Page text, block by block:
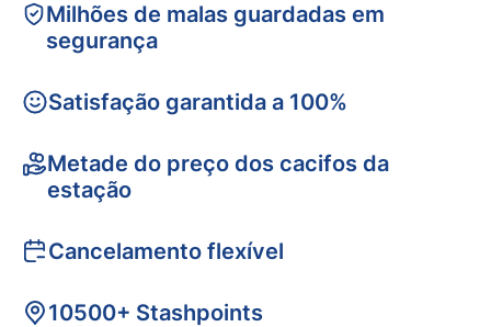
Milhões de malas guardadas em
segurança
Satisfação garantida a 100%
Metade do preço dos cacifos da
estação
Cancelamento flexível
10500+ Stashpoints